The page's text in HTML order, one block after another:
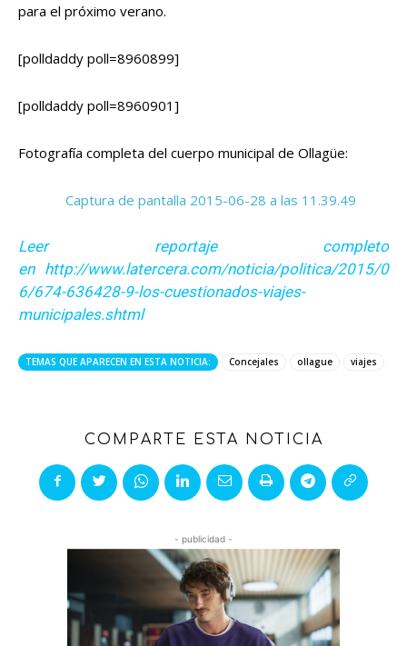
para el próximo verano.
[polldaddy poll=8960899]
[polldaddy poll=8960901]
Fotografía completa del cuerpo municipal de Ollagüe:
Leer reportaje completo
en http://www.latercera.com/noticia/politica/2015/0
6/674-636428-9-los-cuestionados-viajes-
municipales.shtml
TEMAS QUE APARECEN EN ESTA NOTICIA: Concejales ollague viajes
COMPARTE ESTA NOTICIA
- publicidad -